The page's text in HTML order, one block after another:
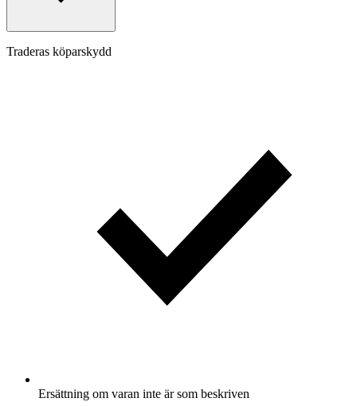
Traderas köparskydd
Ersättning om varan inte är som beskriven